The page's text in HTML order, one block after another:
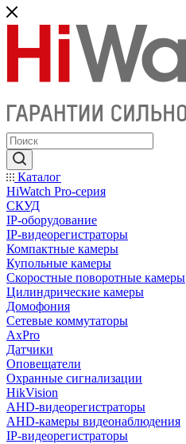
Каталог
HiWatch Pro-серия
CКУД
IP-оборудование
IP-видеорегистраторы
Компактные камеры
Купольные камеры
Скоростные поворотные камеры
Цилиндрические камеры
Домофония
Сетевые коммутаторы
AxPro
Датчики
Оповещатели
Охранные сигнализации
HikVision
AHD-видеорегистраторы
AHD-камеры видеонаблюдения
IP-видеорегистраторы